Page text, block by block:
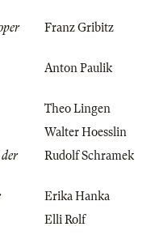
Franz Gribitz
Anton Paulik
Theo Lingen
Walter Hoesslin
Rudolf Schramek
Erika Hanka
Elli Rolf